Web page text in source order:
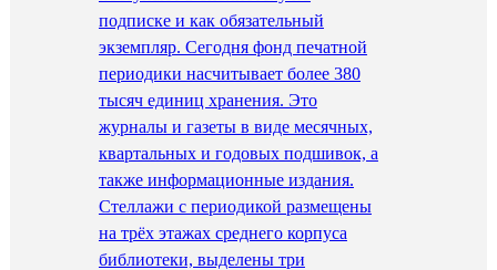
подписке и как обязательный
экземпляр. Сегодня фонд печатной
периодики насчитывает более 380
тысяч единиц хранения. Это
журналы и газеты в виде месячных,
квартальных и годовых подшивок, а
также информационные издания.
Стеллажи с периодикой размещены
на трёх этажах среднего корпуса
библиотеки, выделены три